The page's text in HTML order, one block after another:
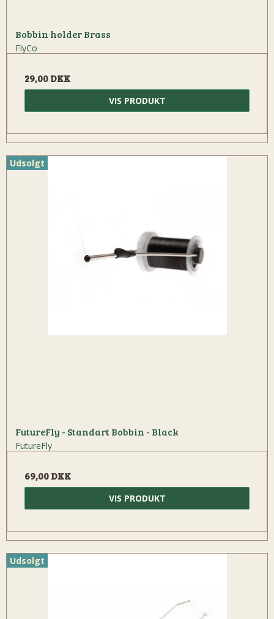
Bobbin holder Brass
FlyCo
29,00 DKK
VIS PRODUKT
Udsolgt
FutureFly - Standart Bobbin - Black
FutureFly
69,00 DKK
VIS PRODUKT
Udsolgt